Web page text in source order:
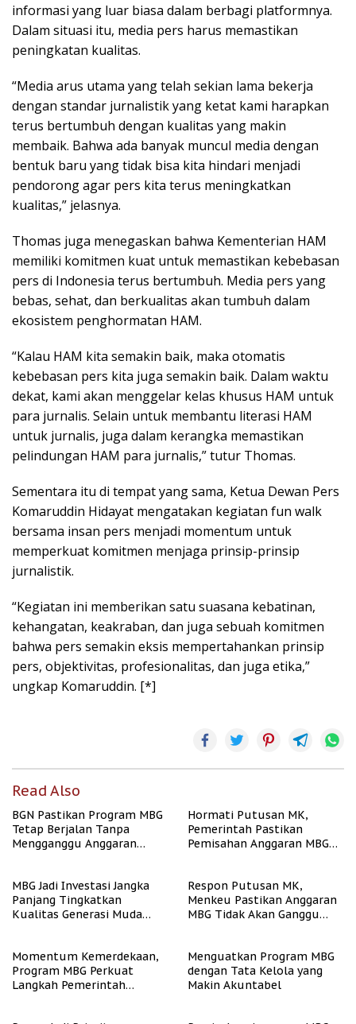
informasi yang luar biasa dalam berbagi platformnya.
Dalam situasi itu, media pers harus memastikan
peningkatan kualitas.
“Media arus utama yang telah sekian lama bekerja
dengan standar jurnalistik yang ketat kami harapkan
terus bertumbuh dengan kualitas yang makin
membaik. Bahwa ada banyak muncul media dengan
bentuk baru yang tidak bisa kita hindari menjadi
pendorong agar pers kita terus meningkatkan
kualitas,” jelasnya.
Thomas juga menegaskan bahwa Kementerian HAM
memiliki komitmen kuat untuk memastikan kebebasan
pers di Indonesia terus bertumbuh. Media pers yang
bebas, sehat, dan berkualitas akan tumbuh dalam
ekosistem penghormatan HAM.
“Kalau HAM kita semakin baik, maka otomatis
kebebasan pers kita juga semakin baik. Dalam waktu
dekat, kami akan menggelar kelas khusus HAM untuk
para jurnalis. Selain untuk membantu literasi HAM
untuk jurnalis, juga dalam kerangka memastikan
pelindungan HAM para jurnalis,” tutur Thomas.
Sementara itu di tempat yang sama, Ketua Dewan Pers
Komaruddin Hidayat mengatakan kegiatan fun walk
bersama insan pers menjadi momentum untuk
memperkuat komitmen menjaga prinsip-prinsip
jurnalistik.
“Kegiatan ini memberikan satu suasana kebatinan,
kehangatan, keakraban, dan juga sebuah komitmen
bahwa pers semakin eksis mempertahankan prinsip
pers, objektivitas, profesionalitas, dan juga etika,”
ungkap Komaruddin. [*]
Read Also
BGN Pastikan Program MBG
Tetap Berjalan Tanpa
Mengganggu Anggaran
Hormati Putusan MK,
Pemerintah Pastikan
Pemisahan Anggaran MBG
MBG Jadi Investasi Jangka
Panjang Tingkatkan
Kualitas Generasi Muda
Respon Putusan MK,
Menkeu Pastikan Anggaran
MBG Tidak Akan Ganggu
Momentum Kemerdekaan,
Program MBG Perkuat
Langkah Pemerintah
Menguatkan Program MBG
dengan Tata Kelola yang
Makin Akuntabel